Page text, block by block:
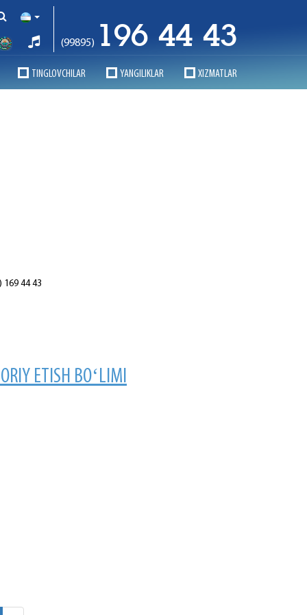
(99895) 196 44 43
TINGLOVCHILAR YANGILIKLAR XIZMATLAR
44 43
ETISH BOʻLIMI